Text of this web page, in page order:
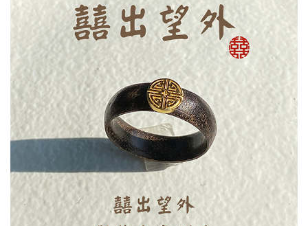
射手座11/23~12/21
摩羯座12/22~1/19
神明金牌系列